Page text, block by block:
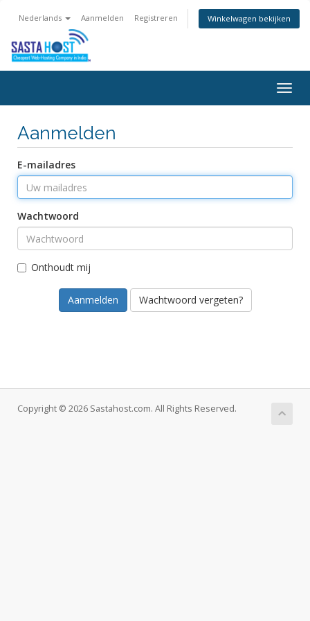
Nederlands Aanmelden Registreren Winkelwagen bekijken
Aanmelden
E-mailadres
Wachtwoord
Onthoudt mij
Wachtwoord vergeten?
Copyright © 2026 Sastahost.com. All Rights Reserved.